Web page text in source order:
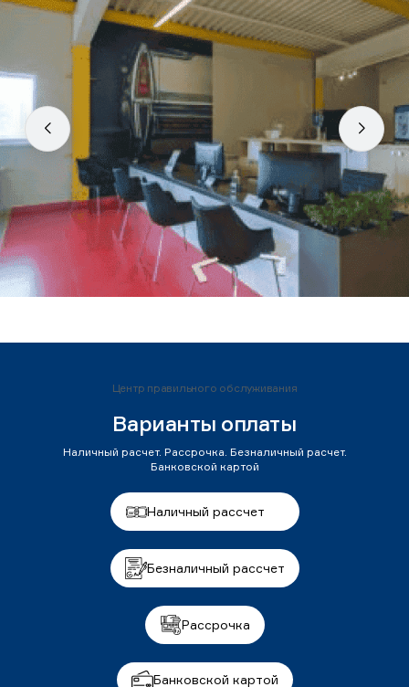
Центр правильного обслуживания
Варианты оплаты
Наличный расчет. Рассрочка. Безналичный расчет.
Банковской картой
Наличный рассчет
Безналичный рассчет
Рассрочка
Банковской картой